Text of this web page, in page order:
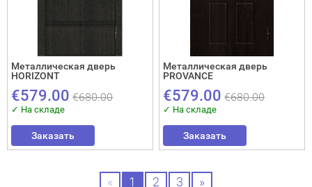
Металлическая дверь
HORIZONT
€579.00 €680.00
✓ На складе
Заказать
Металлическая дверь
PROVANCE
€579.00 €680.00
✓ На складе
Заказать
« 1 2 3 »